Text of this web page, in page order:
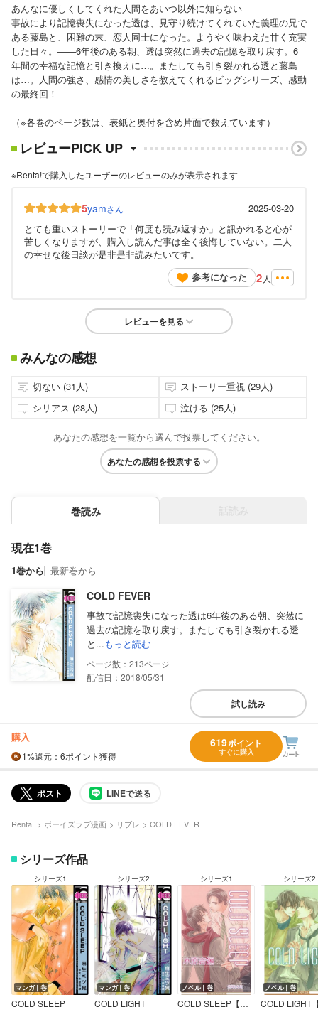
あんなに優しくしてくれた人間をあいつ以外に知らない
事故により記憶喪失になった透は、見守り続けてくれていた義理の兄で
ある藤島と、困難の末、恋人同士になった。ようやく味わえた甘く充実
した日々。――6年後のある朝、透は突然に過去の記憶を取り戻す。6
年間の幸福な記憶と引き換えに…。またしても引き裂かれる透と藤島
は…。人間の強さ、感情の美しさを教えてくれるビッグシリーズ、感動
の最終回！
（※各巻のページ数は、表紙と奥付を含め片面で数えています）
レビューPICK UP
※Renta!で購入したユーザーのレビューのみが表示されます
5yamさん
2025-03-20
とても重いストーリーで「何度も読み返すか」と訊かれると心が
苦しくなりますが、購入し読んだ事は全く後悔していない。二人
の幸せな後日談が是非是非読みたいです。
参考になった
2 人
レビューを見る
みんなの感想
切ない (31人)
ストーリー重視 (29人)
シリアス (28人)
泣ける (25人)
あなたの感想を一覧から選んで投票してください。
あなたの感想を投票する
巻読み
現在1巻
1巻から 最新巻から
COLD FEVER
事故で記憶喪失になった透は6年後のある朝、突然に
過去の記憶を取り戻す。またしても引き裂かれる透
と...もっと読む
213
配信日：2018/05/31
試し読み
購入
1%還元 ：6ポイント獲得
619ポイント
すぐに購入
ポスト LINEで送る
Renta! ボーイズラブ漫画 リブレ COLD FEVER
シリーズ作品
シリーズ1
マンガ｜巻
COLD SLEEP
シリーズ2
マンガ｜巻
COLD LIGHT
シリーズ1
ノベル｜巻
COLD SLEEP【イラスト入り】
シリーズ2
ノベル｜巻